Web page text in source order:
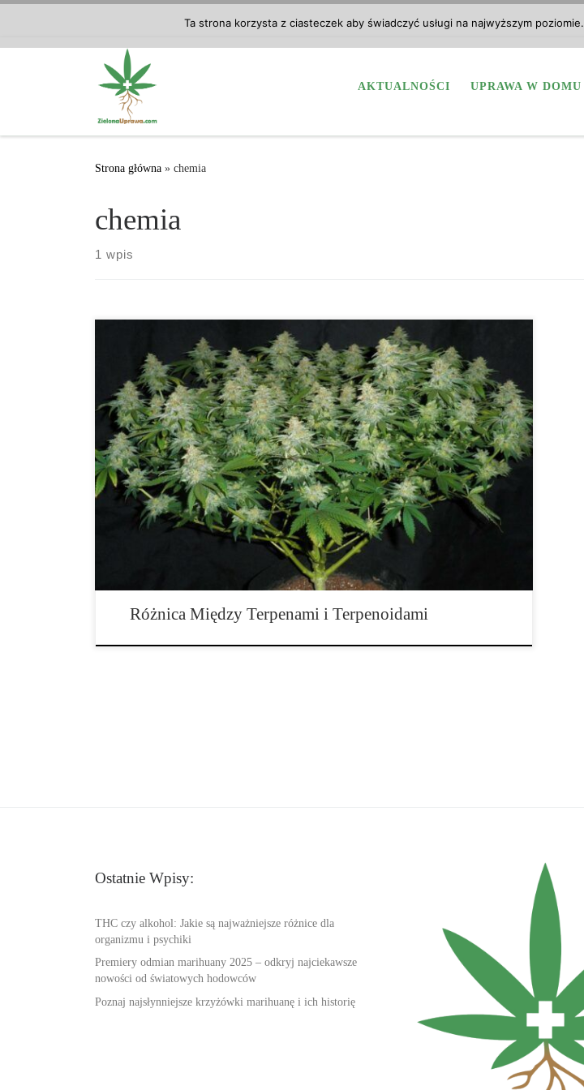
AKTUALNOŚCI UPRAWA W DOMU
Strona główna » chemia
chemia
1 wpis
Jaka jest różnica między terpenami i terpenoidami? Terpenoidy wywodzą się z terpenów
poprzez utlenianie, co sprawia, że obecność atomów tlenu jest główną różnicą między
nimi. Ta niewielka różnica może być powodem, dla którego związki te mogą mieć różne
efekty. Jednak terpenoidy to w rzeczywistości ogromna klasa związków chemicznych.
Wszystkie terpeny […]
Różnica Między Terpenami i Terpenoidami
Ostatnie Wpisy:
THC czy alkohol: Jakie są najważniejsze różnice dla
organizmu i psychiki
Premiery odmian marihuany 2025 – odkryj najciekawsze
nowości od światowych hodowców
Poznaj najsłynniejsze krzyżówki marihuanę i ich historię
Ta strona korzysta z ciasteczek aby świadczyć usługi na najwyższym poziomie.